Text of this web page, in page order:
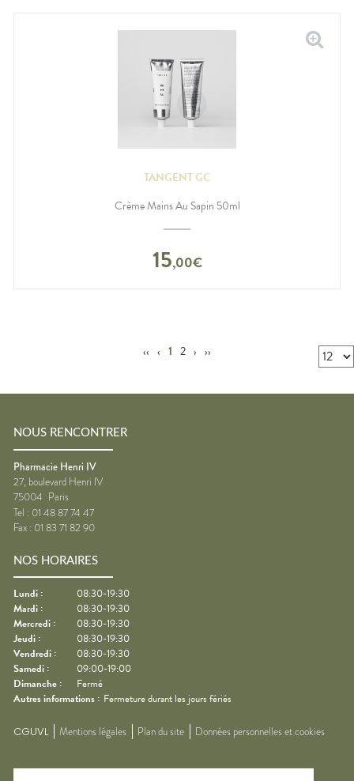
TANGENT GC
Crème Mains Au Sapin 50ml
15,00€
‹‹ ‹ 1 2 › ››
NOUS RENCONTRER
Pharmacie Henri IV
27, boulevard Henri IV
75004 Paris
Tel : 01 48 87 74 47
Fax : 01 83 71 82 90
NOS HORAIRES
Lundi :
08:30-19:30
Mardi :
08:30-19:30
Mercredi :
08:30-19:30
Jeudi :
08:30-19:30
Vendredi :
08:30-19:30
Samedi :
09:00-19:00
Dimanche :
Fermé
Autres informations : Fermeture durant les jours fériés
CGUVL Mentions légales Plan du site Données personnelles et cookies